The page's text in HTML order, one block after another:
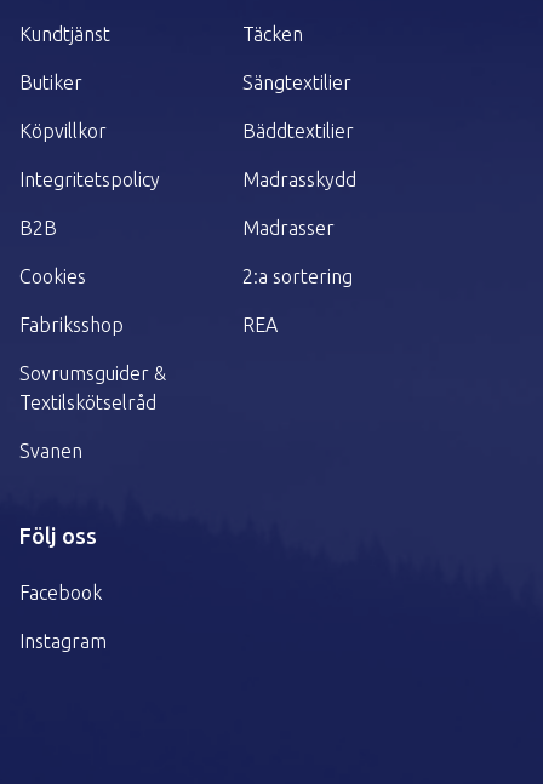
Kundtjänst
Butiker
Köpvillkor
Integritetspolicy
B2B
Cookies
Fabriksshop
Sovrumsguider &
Textilskötselråd
Svanen
Täcken
Sängtextilier
Bäddtextilier
Madrasskydd
Madrasser
2:a sortering
REA
Följ oss
Facebook
Instagram